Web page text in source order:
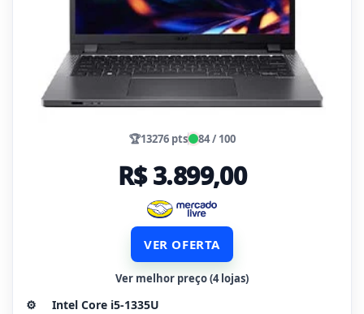
🏆13276 pts 84 / 100
R$ 3.899,00
VER OFERTA
Ver melhor preço (4 lojas)
⚙️
Intel Core i5-1335U